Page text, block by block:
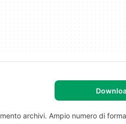
archivi. Ampio numero di